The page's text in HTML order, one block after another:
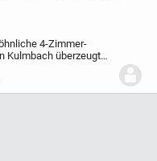
4-Zimmer-
Kulmbach überzeugt
und ein Wohngefühl,
eine klassische